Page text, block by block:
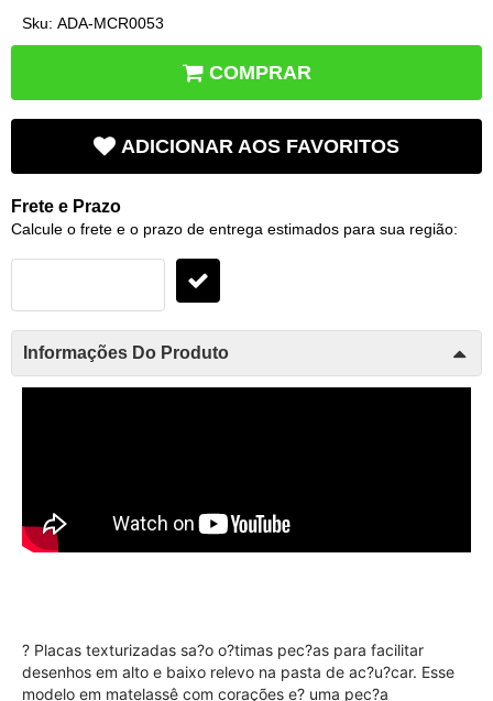
Sku: ADA-MCR0053
COMPRAR
ADICIONAR AOS FAVORITOS
Frete e Prazo
Calcule o frete e o prazo de entrega estimados para sua região:
Informações Do Produto
? Placas texturizadas sa?o o?timas pec?as para facilitar
desenhos em alto e baixo relevo na pasta de ac?u?car. Esse
modelo em matelassê com corações e? uma pec?a